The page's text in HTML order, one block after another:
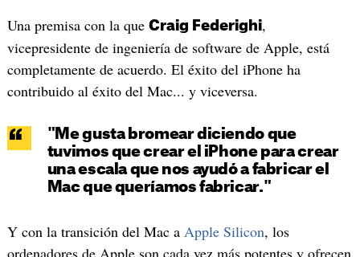
Una premisa con la que Craig Federighi,
vicepresidente de ingeniería de software de Apple, está
completamente de acuerdo. El éxito del iPhone ha
contribuido al éxito del Mac... y viceversa.
"Me gusta bromear diciendo que
tuvimos que crear el iPhone para crear
una escala que nos ayudó a fabricar el
Mac que queríamos fabricar."
Y con la transición del Mac a Apple Silicon, los
ordenadores de Apple son cada vez más potentes y ofrecen